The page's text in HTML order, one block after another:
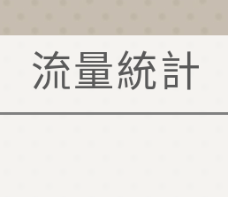
流量統計